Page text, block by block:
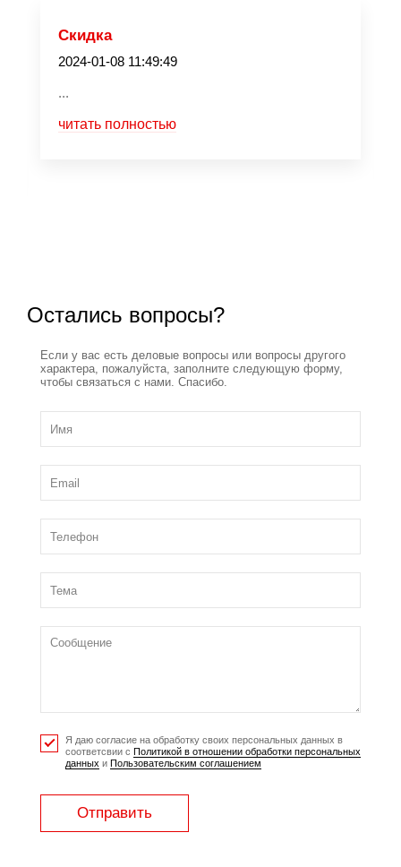
Скидка
2024-01-08 11:49:49
...
читать полностью
Остались вопросы?
Если у вас есть деловые вопросы или вопросы другого
характера, пожалуйста, заполните следующую форму,
чтобы связаться с нами. Спасибо.
Я даю согласие на обработку своих персональных данных в
соответсвии с Политикой в отношении обработки персональных
данных и Пользовательским соглашением
Отправить